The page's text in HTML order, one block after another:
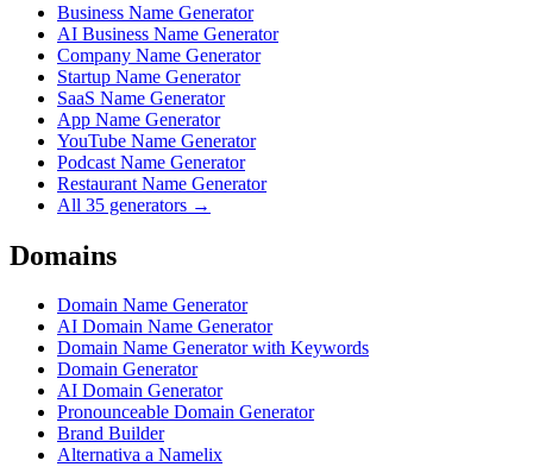
Business Name Generator
AI Business Name Generator
Company Name Generator
Startup Name Generator
SaaS Name Generator
App Name Generator
YouTube Name Generator
Podcast Name Generator
Restaurant Name Generator
All 35 generators →
Domains
Domain Name Generator
AI Domain Name Generator
Domain Name Generator with Keywords
Domain Generator
AI Domain Generator
Pronounceable Domain Generator
Brand Builder
Alternativa a Namelix